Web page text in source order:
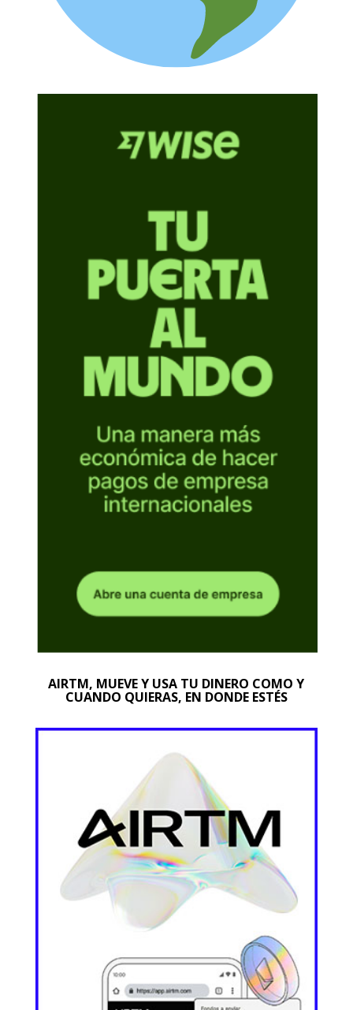
AIRTM, MUEVE Y USA TU DINERO COMO Y
CUANDO QUIERAS, EN DONDE ESTÉS